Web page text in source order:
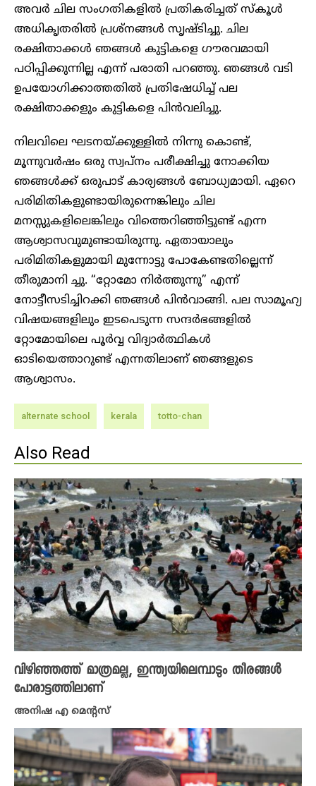
അവർ ചില സംഗതികളിൽ പ്രതികരിച്ചത് സ്കൂൾ
അധികൃതരിൽ പ്രശ്നങ്ങൾ സൃഷ്ടിച്ചു. ചില
രക്ഷിതാക്കൾ ഞങ്ങൾ കുട്ടികളെ ഗൗരവമായി
പഠിപ്പിക്കുന്നില്ല എന്ന് പരാതി പറഞ്ഞു. ഞങ്ങൾ വടി
ഉപയോഗിക്കാത്തതിൽ പ്രതിഷേധിച്ച് പല
രക്ഷിതാക്കളും കുട്ടികളെ പിൻവലിച്ചു.
നിലവിലെ ഘടനയ്ക്കുള്ളിൽ നിന്നു കൊണ്ട്,
മൂന്നുവർഷം ഒരു സ്വപ്നം പരീക്ഷിച്ചു നോക്കിയ
ഞങ്ങൾക്ക് ഒരുപാട് കാര്യങ്ങൾ ബോധ്യമായി. ഏറെ
പരിമിതികളുണ്ടായിരുന്നെങ്കിലും ചില
മനസ്സുകളിലെങ്കിലും വിത്തെറിഞ്ഞിട്ടുണ്ട് എന്ന
ആശ്വാസവുമുണ്ടായിരുന്നു. ഏതായാലും
പരിമിതികളുമായി മുന്നോട്ടു പോകേണ്ടതില്ലെന്ന്
തീരുമാനി ച്ചു. “റ്റോമോ നിർത്തുന്നു” എന്ന്
നോട്ടീസടിച്ചിറക്കി ഞങ്ങൾ പിൻവാങ്ങി. പല സാമൂഹ്യ
വിഷയങ്ങളിലും ഇടപെടുന്ന സന്ദർഭങ്ങളിൽ
റ്റോമോയിലെ പൂർവ്വ വിദ്യാർത്ഥികൾ
ഓടിയെത്താറുണ്ട് എന്നതിലാണ് ഞങ്ങളുടെ
ആശ്വാസം.
alternate school kerala totto-chan
Also Read
വിഴിഞ്ഞത്ത് മാത്രമല്ല, ഇന്ത്യയിലെമ്പാടും തീരങ്ങൾ
പോരാട്ടത്തിലാണ്
അനിഷ എ മെന്റസ്